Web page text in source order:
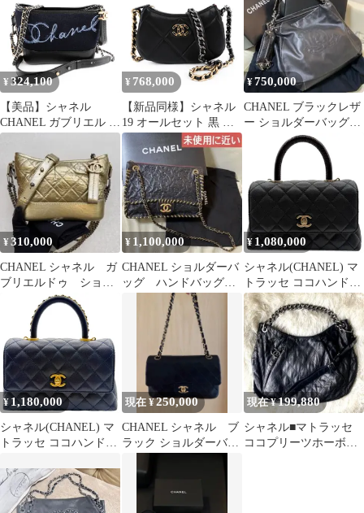
¥ 324,100
【美品】シャネル
CHANEL ガブリエル ド
ゥ シャネル スモール
ホーボー ウール フェル
ト ネイビー ブラック
黒 紺 2WAY バッグ
¥ 768,000
【新品同様】シャネル
19 オールセット 黒 ラ
ムスキン
¥750,000
CHANEL ブラックレザ
ー ショルダーバッグ
ハンドバッグ
¥310,000
CHANEL シャネル ガ
ブリエルドゥ ショル
ダーバッグ ゴールド
マトラッセ
¥ 1,100,000
CHANEL ショルダーバ
ッグ ハンドバッグ
マトラッセ キャビア
¥ 1,080,000
シャネル(CHANEL) マ
トラッセ ココハンドル
24 XS 2wayバッグ 黒/レ
ッド キャビアスキン/リ
ザード ゴールド金具 プ
レート A92990 中古A
レディース ハンドバッ
グ ショルダーバッグ
¥ 1,180,000
シャネル(CHANEL) マ
トラッセ ココハンドル
ビー キャビアスキン ゴ
ールド金具 プレート
A92990 中古A レディー
現在 ¥250,000
CHANEL シャネル ブ
ラック ショルダーバッ
ンテージ
現在 ¥199,880
シャネル■マトラッセ
ココプリーツホーボー